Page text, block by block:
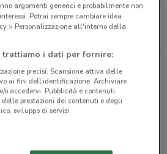
e orari
specializzati nella vendita e
alimentari di qualità ed esportatori
mondo. Tanteoffertesui prodotti in
online, consultabile dove e quando
dal tuo telefonino,
argomenti generici e probabilmente non
Potrai sempre cambiare idea
> Personalizzazione all'interno della
i dati per fornire:
precisi. Scansione attiva delle
ai fini dell’identificazione. Archiviare
o accedervi. Pubblicità e contenuti
prestazioni dei contenuti e degli
sviluppo di servizi.